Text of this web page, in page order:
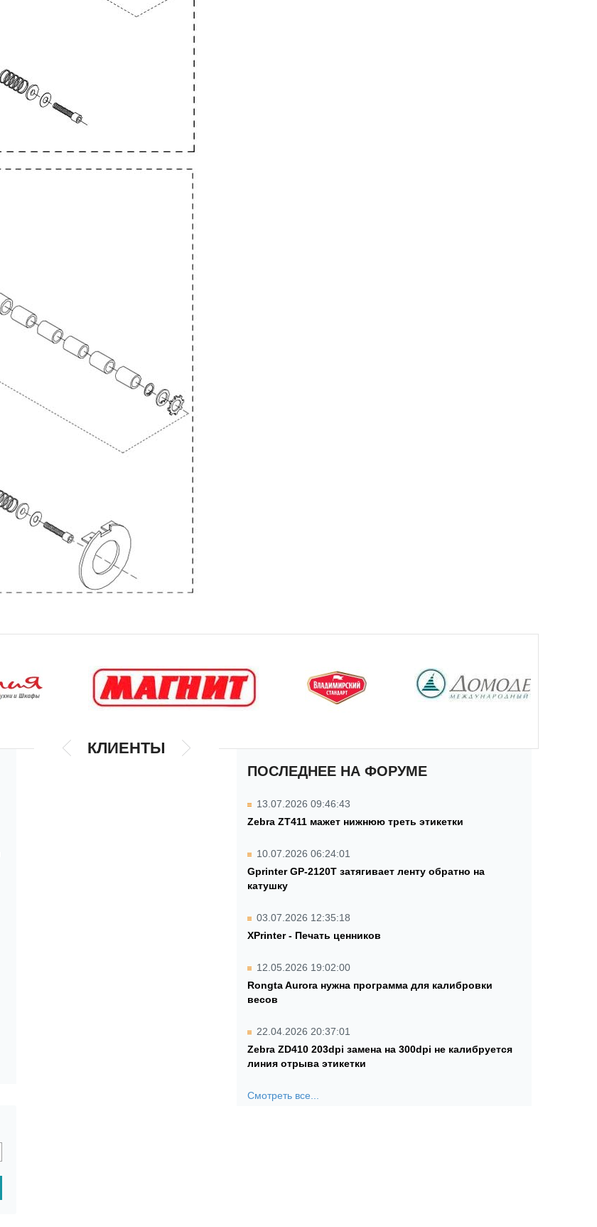
КЛИЕНТЫ
ПОСЛЕДНЕЕ НА ФОРУМЕ
13.07.2026 09:46:43
Zebra ZT411 мажет нижнюю треть этикетки
10.07.2026 06:24:01
Gprinter GP-2120T затягивает ленту обратно на
катушку
03.07.2026 12:35:18
XPrinter - Печать ценников
12.05.2026 19:02:00
Rongta Aurora нужна программа для калибровки
весов
22.04.2026 20:37:01
Zebra ZD410 203dpi замена на 300dpi не калибруется
линия отрыва этикетки
Смотреть все...